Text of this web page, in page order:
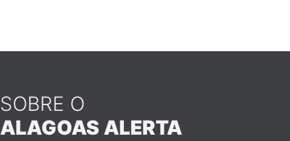
SOBRE O
ALAGOAS ALERTA